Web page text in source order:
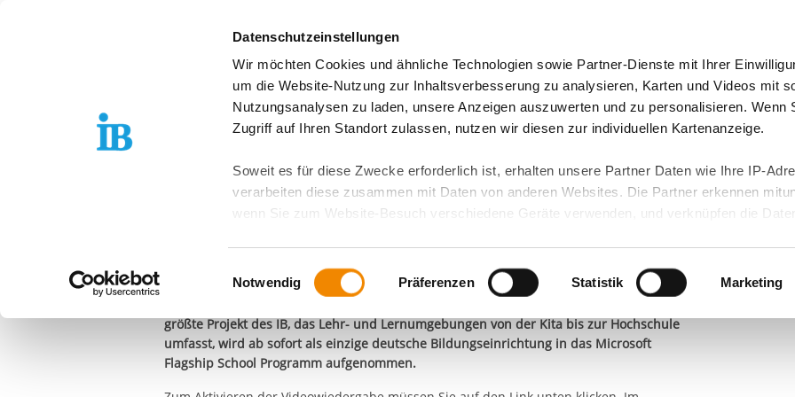
Datenschutzeinstellungen
Wir möchten Cookies und ähnliche Technologien sowie Partner-Dienste mit Ihrer
um die Website-Nutzung zur Inhaltsverbesserung zu analysieren, Karten und Videos mit
Nutzungsanalysen zu laden, unsere Anzeigen auszuwerten und zu personalisieren. Wenn
Zugriff auf Ihren Standort zulassen, nutzen wir diesen zur individuellen Kartenanzeige.
Soweit es für diese Zwecke erforderlich ist, erhalten unsere Partner Daten wie Ihre IP-
verarbeiten diese zusammen mit Daten von anderen Websites. Die Partner erkennen
wenn Sie zum Website-Besuch verschiedene Geräte verwenden, und verknüpfen die Daten
zusätzlichen Risiken für Ihre Daten führen kann.
Weitere Details finden Sie in unserenDatenschutzhinweisenund in unsererCookie-
Sie möchten, dass alle Website-Funktionen für diese Zwecke aktiviert sind, müssen Sie
Kategorien auswählen. Sie können mittels nachfolgender Buttons über Ihre Einwilligung für
Zwecke entscheiden und Ihre erteilte Einwilligung stets für die Zukunft widerrufen. Bitte
Einwilligungsauswahl
Notwendig Präferenzen Statistik Marketing
Über uns
Standorte & Angebote Presse & Themen Jobs & Karriere
Microsoft und Internationaler Bund
moderne Bildung
größte Projekt des IB, das Lehr- und Lernumgebungen von der Kita bis zur Hochschule
umfasst, wird ab sofort als einzige deutsche Bildungseinrichtung in das Microsoft
Flagship School Programm aufgenommen.